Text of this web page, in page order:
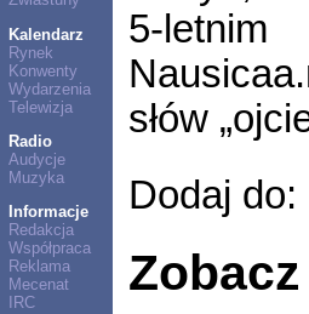
Kalendarz
Rynek
Konwenty
Wydarzenia
Telewizja
Radio
Audycje
Muzyka
Informacje
Redakcja
Współpraca
Reklama
Mecenat
IRC
5-
słów
Dodaj do: